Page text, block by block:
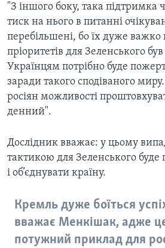
"З іншого боку, така підтримка
тиск на нього в питанні
перебільшені, бо їх дуже
пріоритетів для Зеленського
Українцям потрібно буде
заради такого сподіваного
росіян можливості
денний".
Дослідник вважає: у цьому
тактикою для Зеленського
і об’єднувати країну.
Кремль дуже боїться
вважає Менкішак, адже
потужний приклад для